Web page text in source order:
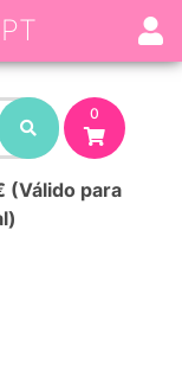
0
(Válido para